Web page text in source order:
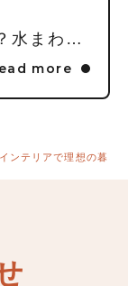
クッションフロアと何が違う？水まわりの床に「フロアタイル」を推す理由
more
ンテリアで理想の暮ら